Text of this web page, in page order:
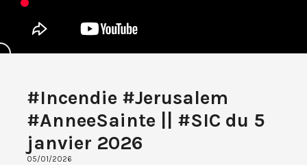
#Incendie #Jerusalem
#AnneeSainte || #SIC du 5
janvier 2026
05/01/2026